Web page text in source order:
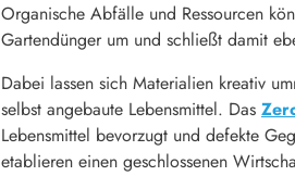
Organische Abfälle und Ressourcen
Gartendünger um und schließt damit
Dabei lassen sich Materialien kreativ
selbst angebaute Lebensmittel. Das
Lebensmittel bevorzugt und defekte
etablieren einen geschlossenen